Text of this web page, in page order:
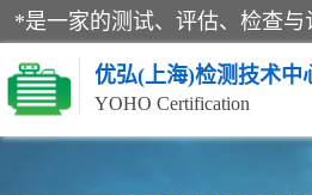
优弘(上海)检测技术中
YOHO Certification